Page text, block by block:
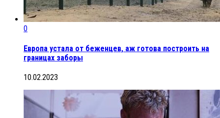
0
Европа устала от беженцев, аж готова построить на
границах заборы
10.02.2023